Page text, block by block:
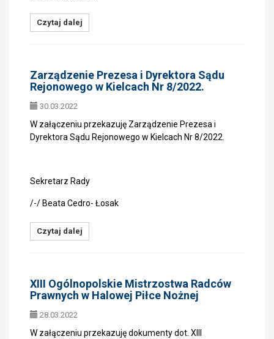
Czytaj dalej
Zarządzenie Prezesa i Dyrektora Sądu
Rejonowego w Kielcach Nr 8/2022.
30.03.2022
W załączeniu przekazuję Zarządzenie Prezesa i
Dyrektora Sądu Rejonowego w Kielcach Nr 8/2022.
Sekretarz Rady
/-/ Beata Cedro- Łosak
Czytaj dalej
XIII Ogólnopolskie Mistrzostwa Radców
Prawnych w Halowej Piłce Nożnej
28.03.2022
W załączeniu przekazuję dokumenty dot. XIII